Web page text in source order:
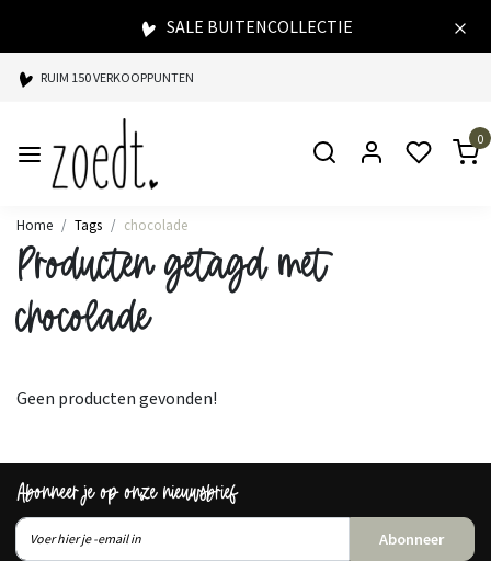
SALE BUITENCOLLECTIE
RUIM 150 VERKOOPPUNTEN
SPAARPUNTEN BIJ ELKE AANKOOP
SNELLE LEVERING
0
Home Tags chocolade
Producten getagd met
chocolade
Geen producten gevonden!
Abonneer je op onze nieuwsbrief
Abonneer